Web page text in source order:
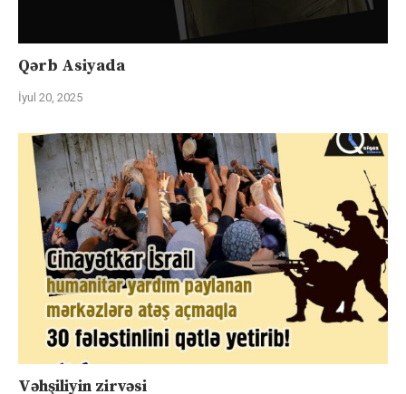
Qərb Asiyada
İyul 20, 2025
Vəhşiliyin zirvəsi